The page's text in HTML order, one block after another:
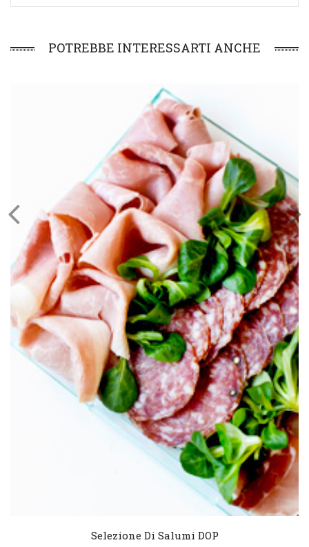
POTREBBE INTERESSARTI ANCHE
Selezione Di Salumi DOP